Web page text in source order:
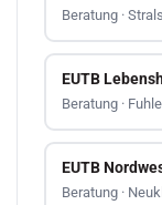
Beratung ·
EUTB
Beratung ·
EUTB
Beratung ·